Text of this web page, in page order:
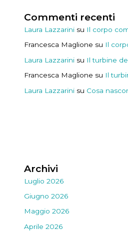
Commenti recenti
Laura Lazzarini su Il corpo
Francesca Maglione su Il
Laura Lazzarini su Il turbine
Francesca Maglione su Il
Laura Lazzarini su Cosa
Archivi
Luglio 2026
Giugno 2026
Maggio 2026
Aprile 2026